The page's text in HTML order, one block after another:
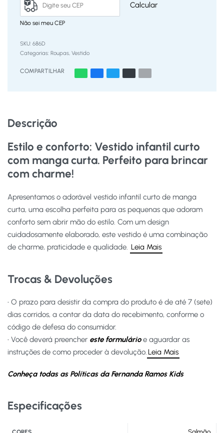
Calcular
Não sei meu CEP
686D
Categorias: Roupas, Vestido
COMPARTILHAR
Descrição
Estilo e conforto: Vestido infantil curto
com manga curta. Perfeito para brincar
com charme!
Apresentamos o adorável vestido infantil curto de manga
curta, uma escolha perfeita para as pequenas que adoram
conforto sem abrir mão do estilo. Com um design
cuidadosamente elaborado, este vestido é uma combinação
de charme, praticidade e qualidade. Leia Mais
Trocas & Devoluções
• O prazo para desistir da compra do produto é de até 7 (sete)
dias corridos, a contar da data do recebimento, conforme o
código de defesa do consumidor.
• Você deverá preencher este formulárioe aguardar as
instruções de como proceder à devolução.Leia Mais
Conheça todas as Políticas da Fernanda Ramos Kids
Especificações